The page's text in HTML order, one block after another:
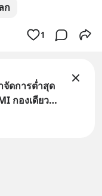
ก
1
จัดการต่ำสุด
กองเดียว
น TSMC